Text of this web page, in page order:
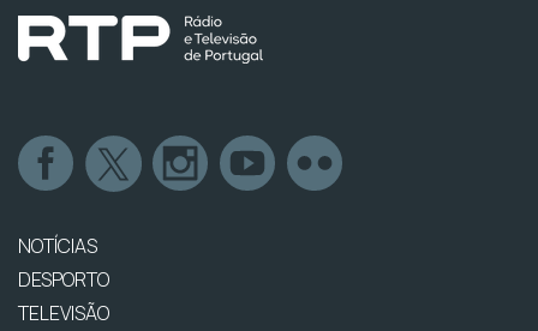
NOTÍCIAS
DESPORTO
TELEVISÃO